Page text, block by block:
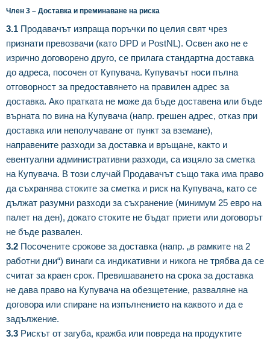
Член 3 – Доставка и преминаване на риска
3.1 Продавачът изпраща поръчки по целия свят чрез
признати превозвачи (като DPD и PostNL). Освен ако не е
изрично договорено друго, се прилага стандартна доставка
до адреса, посочен от Купувача. Купувачът носи пълна
отговорност за предоставянето на правилен адрес за
доставка. Ако пратката не може да бъде доставена или бъде
върната по вина на Купувача (напр. грешен адрес, отказ при
доставка или неполучаване от пункт за вземане),
направените разходи за доставка и връщане, както и
евентуални административни разходи, са изцяло за сметка
на Купувача. В този случай Продавачът също така има право
да съхранява стоките за сметка и риск на Купувача, като се
дължат разумни разходи за съхранение (минимум 25 евро на
палет на ден), докато стоките не бъдат приети или договорът
не бъде развален.
3.2 Посочените срокове за доставка (напр. „в рамките на 2
работни дни“) винаги са индикативни и никога не трябва да се
считат за краен срок. Превишаването на срока за доставка
не дава право на Купувача на обезщетение, разваляне на
договора или спиране на изпълнението на каквото и да е
задължение.
3.3 Рискът от загуба, кражба или повреда на продуктите